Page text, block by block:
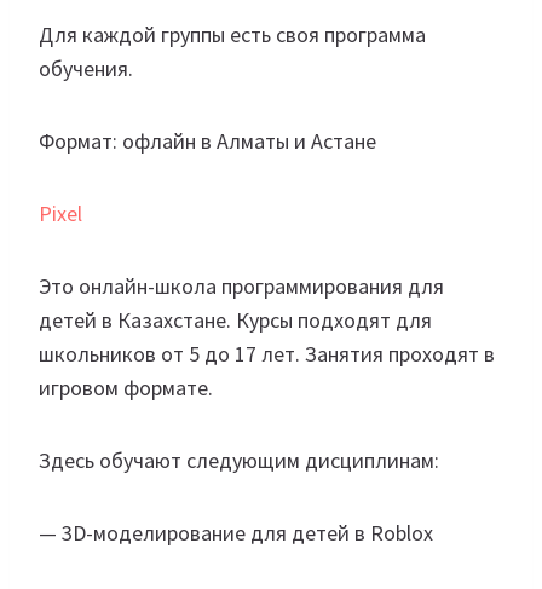
Для каждой группы есть своя программа
обучения.
Формат: офлайн в Алматы и Астане
Pixel
Это онлайн-школа программирования для
детей в Казахстане. Курсы подходят для
школьников от 5 до 17 лет. Занятия проходят в
игровом формате.
Здесь обучают следующим дисциплинам:
— 3D-моделирование для детей в Roblox